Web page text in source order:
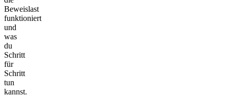
Beweislast
funktioniert
und
was
du
Schritt
für
Schritt
tun
kannst.